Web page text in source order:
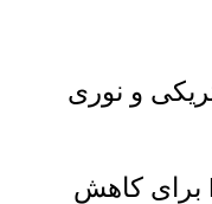
37- شبیه سازی روش PTS برای کاهش